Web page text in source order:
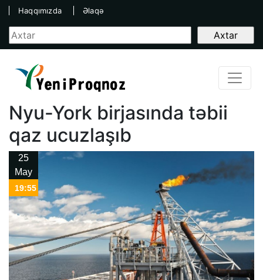
Haqqımızda Əlaqə
Nyu-York birjasında təbii
qaz ucuzlaşıb
25
May
19:55